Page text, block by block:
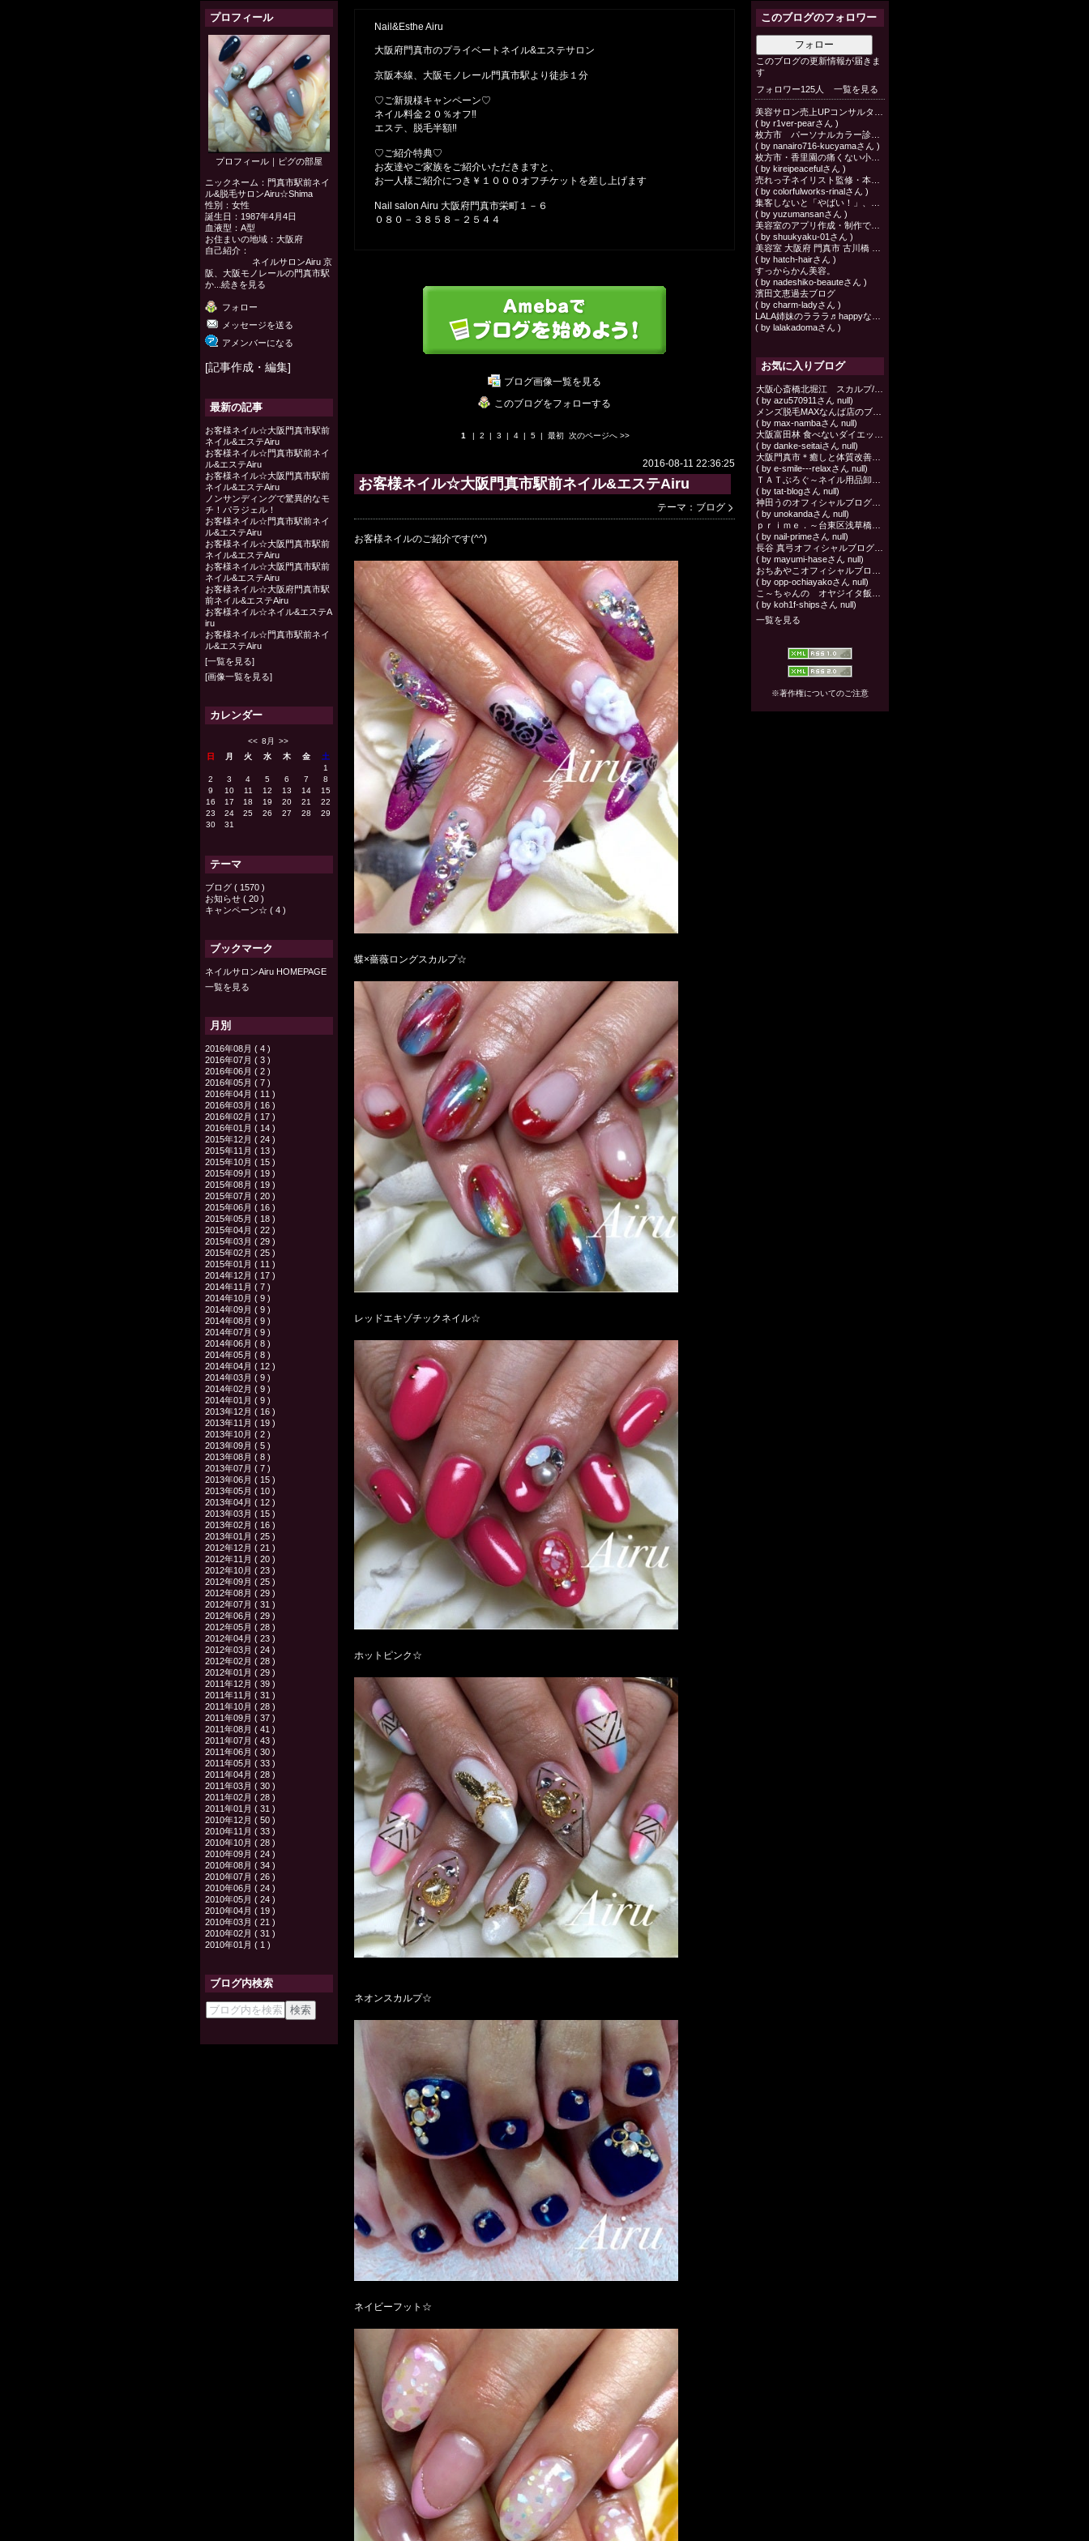
プロフィール
プロフィール ｜ ピグの部屋
ニックネーム： 門真市駅前ネイ
ル&脱毛サロンAiru☆Shima
性別： 女性
誕生日： 1987年4月4日
血液型： A型
お住まいの地域： 大阪府
自己紹介：
ネイルサロンAiru 京
阪、大阪モノレールの門真市駅
か... 続きを見る
フォロー
メッセージを送る
アメンバーになる
[記事作成・編集]
最新の記事
お客様ネイル☆大阪門真市駅前
ネイル&エステAiru
お客様ネイル☆門真市駅前ネイ
ル&エステAiru
お客様ネイル☆大阪門真市駅前
ネイル&エステAiru
ノンサンディングで驚異的なモ
チ！パラジェル！
お客様ネイル☆門真市駅前ネイ
ル&エステAiru
お客様ネイル☆大阪門真市駅前
ネイル&エステAiru
お客様ネイル☆大阪門真市駅前
ネイル&エステAiru
お客様ネイル☆大阪府門真市駅
前ネイル&エステAiru
お客様ネイル☆ネイル&エステA
iru
お客様ネイル☆門真市駅前ネイ
ル&エステAiru
[一覧を見る]
[画像一覧を見る]
カレンダー
<< 8月
>>
日
月 火 水 木 金
土
1
2
3 4 5 6 7
8
9
10 11 12 13 14
15
16
17 18 19 20 21
22
23
24 25 26 27 28
29
30
31
テーマ
ブログ ( 1570 )
お知らせ ( 20 )
キャンペーン☆ ( 4 )
ブックマーク
ネイルサロンAiru HOMEPAGE
一覧を見る
月別
2016年08月 ( 4 )
2016年07月 ( 3 )
2016年06月 ( 2 )
2016年05月 ( 7 )
2016年04月 ( 11 )
2016年03月 ( 16 )
2016年02月 ( 17 )
2016年01月 ( 14 )
2015年12月 ( 24 )
2015年11月 ( 13 )
2015年10月 ( 15 )
2015年09月 ( 19 )
2015年08月 ( 19 )
2015年07月 ( 20 )
2015年06月 ( 16 )
2015年05月 ( 18 )
2015年04月 ( 22 )
2015年03月 ( 29 )
2015年02月 ( 25 )
2015年01月 ( 11 )
2014年12月 ( 17 )
2014年11月 ( 7 )
2014年10月 ( 9 )
2014年09月 ( 9 )
2014年08月 ( 9 )
2014年07月 ( 9 )
2014年06月 ( 8 )
2014年05月 ( 8 )
2014年04月 ( 12 )
2014年03月 ( 9 )
2014年02月 ( 9 )
2014年01月 ( 9 )
2013年12月 ( 16 )
2013年11月 ( 19 )
2013年10月 ( 2 )
2013年09月 ( 5 )
2013年08月 ( 8 )
2013年07月 ( 7 )
2013年06月 ( 15 )
2013年05月 ( 10 )
2013年04月 ( 12 )
2013年03月 ( 15 )
2013年02月 ( 16 )
2013年01月 ( 25 )
2012年12月 ( 21 )
2012年11月 ( 20 )
2012年10月 ( 23 )
2012年09月 ( 25 )
2012年08月 ( 29 )
2012年07月 ( 31 )
2012年06月 ( 29 )
2012年05月 ( 28 )
2012年04月 ( 23 )
2012年03月 ( 24 )
2012年02月 ( 28 )
2012年01月 ( 29 )
2011年12月 ( 39 )
2011年11月 ( 31 )
2011年10月 ( 28 )
2011年09月 ( 37 )
2011年08月 ( 41 )
2011年07月 ( 43 )
2011年06月 ( 30 )
2011年05月 ( 33 )
2011年04月 ( 28 )
2011年03月 ( 30 )
2011年02月 ( 28 )
2011年01月 ( 31 )
2010年12月 ( 50 )
2010年11月 ( 33 )
2010年10月 ( 28 )
2010年09月 ( 24 )
2010年08月 ( 34 )
2010年07月 ( 26 )
2010年06月 ( 24 )
2010年05月 ( 24 )
2010年04月 ( 19 )
2010年03月 ( 21 )
2010年02月 ( 31 )
2010年01月 ( 1 )
ブログ内検索
Nail&Esthe Airu
大阪府門真市のプライベートネイル&エステサロン
京阪本線、大阪モノレール門真市駅より徒歩１分
♡ご新規様キャンペーン♡
ネイル料金２０％オフ‼︎
エステ、脱毛半額‼︎
♡ご紹介特典♡
お友達やご家族をご紹介いただきますと、
お一人様ご紹介につき￥１０００オフチケットを差し上げます
Nail salon Airu 大阪府門真市栄町１－６
０８０－３８５８－２５４４
ブログ画像一覧を見る
このブログをフォローする
1 | 2 | 3 | 4 | 5 | 最初 次のページへ >>
2016-08-11 22:36:25
お客様ネイル☆大阪門真市駅前ネイル&エステAiru
テーマ： ブログ
お客様ネイルのご紹介です(^^)
蝶×薔薇ロングスカルプ☆
レッドエキゾチックネイル☆
ホットピンク☆
ネオンスカルプ☆
ネイビーフット☆
このブログのフォロワー
フォロー
このブログの更新情報が届きま
す
フォロワー125人
一覧を見る
( by r1ver-pearさん )
( by nanairo716-kucyamaさん )
( by kireipeacefulさん )
( by colorfulworks-rinalさん )
( by yuzumansanさん )
( by shuukyaku-01さん )
( by hatch-hairさん )
すっからかん美容。
( by nadeshiko-beauteさん )
濱田文恵過去ブログ
( by charm-ladyさん )
( by lalakadomaさん )
お気に入りブログ
( by azu570911さん null)
( by max-nambaさん null)
( by danke-seitaiさん null)
( by e-smile---relaxさん null)
( by tat-blogさん null)
( by unokandaさん null)
( by nail-primeさん null)
( by mayumi-haseさん null)
( by opp-ochiayakoさん null)
( by koh1f-shipsさん null)
一覧を見る
※著作権についてのご注意